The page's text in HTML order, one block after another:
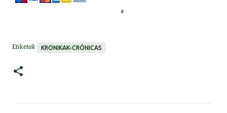
Etiketak KRONIKAK-CRÓNICAS